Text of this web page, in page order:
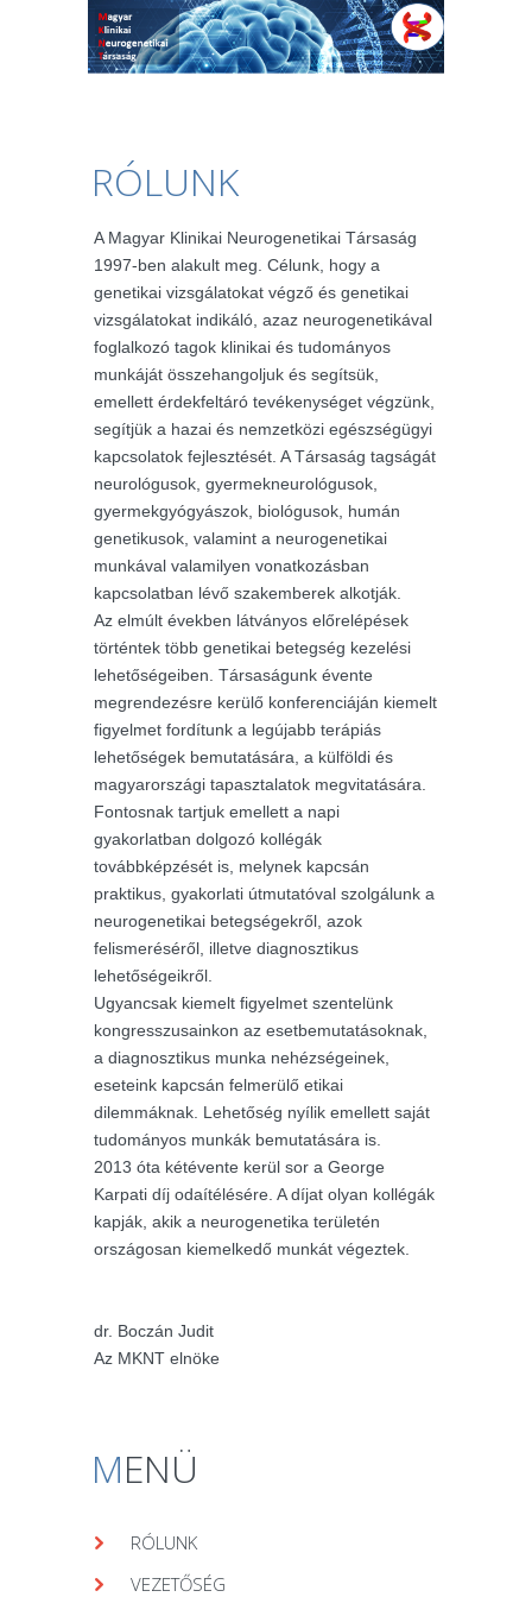
RÓLUNK
A Magyar Klinikai Neurogenetikai Társaság
1997-ben alakult meg. Célunk, hogy a
genetikai vizsgálatokat végző és genetikai
vizsgálatokat indikáló, azaz neurogenetikával
foglalkozó tagok klinikai és tudományos
munkáját összehangoljuk és segítsük,
emellett érdekfeltáró tevékenységet végzünk,
segítjük a hazai és nemzetközi egészségügyi
kapcsolatok fejlesztését. A Társaság tagságát
neurológusok, gyermekneurológusok,
gyermekgyógyászok, biológusok, humán
genetikusok, valamint a neurogenetikai
munkával valamilyen vonatkozásban
kapcsolatban lévő szakemberek alkotják.
Az elmúlt években látványos előrelépések
történtek több genetikai betegség kezelési
lehetőségeiben. Társaságunk évente
megrendezésre kerülő konferenciáján kiemelt
figyelmet fordítunk a legújabb terápiás
lehetőségek bemutatására, a külföldi és
magyarországi tapasztalatok megvitatására.
Fontosnak tartjuk emellett a napi
gyakorlatban dolgozó kollégák
továbbképzését is, melynek kapcsán
praktikus, gyakorlati útmutatóval szolgálunk a
neurogenetikai betegségekről, azok
felismeréséről, illetve diagnosztikus
lehetőségeikről.
Ugyancsak kiemelt figyelmet szentelünk
kongresszusainkon az esetbemutatásoknak,
a diagnosztikus munka nehézségeinek,
eseteink kapcsán felmerülő etikai
dilemmáknak. Lehetőség nyílik emellett saját
tudományos munkák bemutatására is.
2013 óta kétévente kerül sor a George
Karpati díj odaítélésére. A díjat olyan kollégák
kapják, akik a neurogenetika területén
országosan kiemelkedő munkát végeztek.
dr. Boczán Judit
Az MKNT elnöke
MENÜ
RÓLUNK
VEZETŐSÉG